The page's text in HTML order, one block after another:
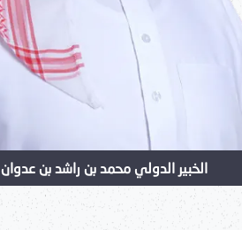
الخبير الدولي محمد بن راشد بن عدوان